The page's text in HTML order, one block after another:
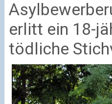
erlitt ein 18-
tödliche